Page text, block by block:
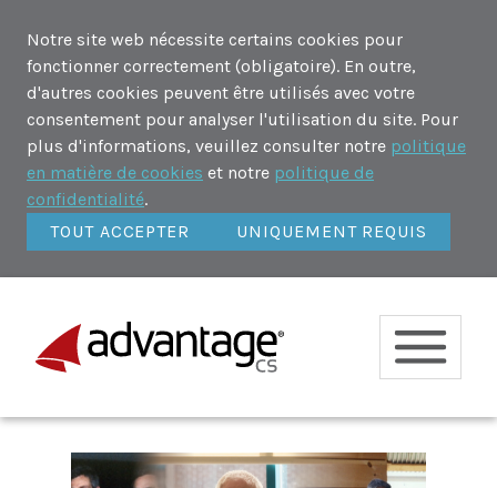
Notre site web nécessite certains cookies pour
fonctionner correctement (obligatoire). En outre,
d'autres cookies peuvent être utilisés avec votre
consentement pour analyser l'utilisation du site. Pour
plus d'informations, veuillez consulter notre politique
en matière de cookies et notre politique de
confidentialité.
TOUT ACCEPTER
UNIQUEMENT REQUIS